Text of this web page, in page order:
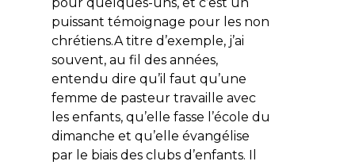
puissant témoignage pour les non
chrétiens.A titre d’exemple, j’ai
souvent, au fil des années,
entendu dire qu’il faut qu’une
femme de pasteur travaille avec
les enfants, qu’elle fasse l’école du
dimanche et qu’elle évangélise
par le biais des clubs d’enfants. Il